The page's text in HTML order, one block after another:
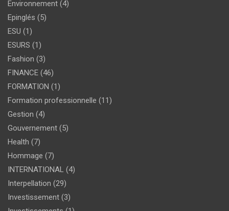
Environnement (4)
Epinglés (5)
ESU (1)
ESURS (1)
Fashion (3)
FINANCE (46)
FORMATION (1)
Formation professionnelle (11)
Gestion (4)
Gouvernement (5)
Health (7)
Hommage (7)
INTERNATIONAL (4)
Interpellation (29)
Investissement (3)